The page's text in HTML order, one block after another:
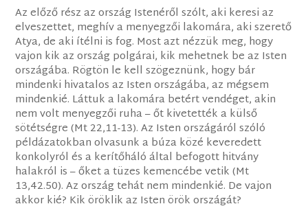
Az előző rész az ország Istenéről szólt, aki keresi az
elveszettet, meghív a menyegzői lakomára, aki szerető
Atya, de aki ítélni is fog. Most azt nézzük meg, hogy
vajon kik az ország polgárai, kik mehetnek be az Isten
országába. Rögtön le kell szögeznünk, hogy bár
mindenki hivatalos az Isten országába, az mégsem
mindenkié. Láttuk a lakomára betért vendéget, akin
nem volt menyegzői ruha – őt kivetették a külső
sötétségre (Mt 22,11-13). Az Isten országáról szóló
példázatokban olvasunk a búza közé keveredett
konkolyról és a kerítőháló által befogott hitvány
halakról is – őket a tüzes kemencébe vetik (Mt
13,42.50). Az ország tehát nem mindenkié. De vajon
akkor kié? Kik öröklik az Isten örök országát?